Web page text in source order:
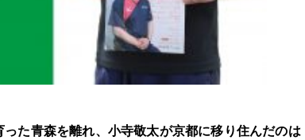
た青森を離れ、小寺敬太が京都に移り住んだのは